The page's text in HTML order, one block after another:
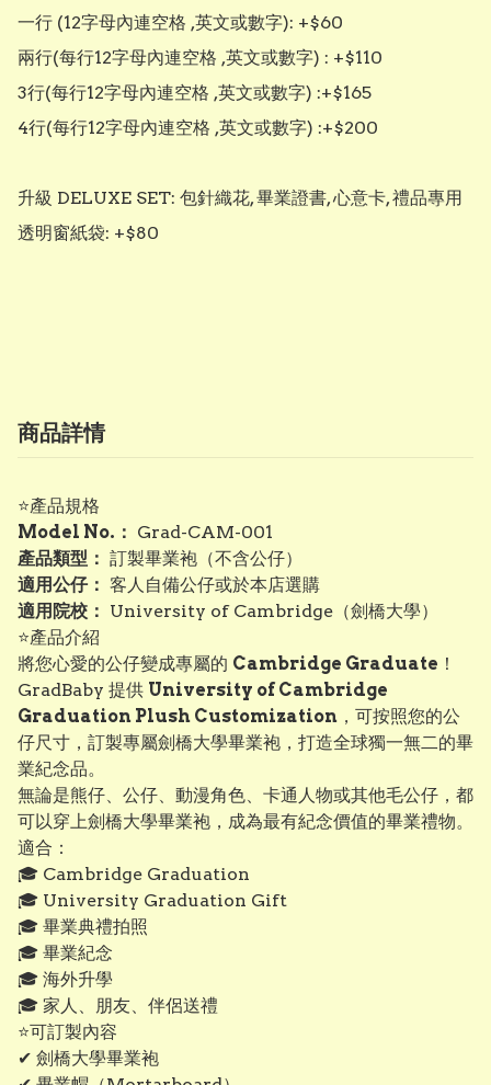
一行 (12字母內連空格 ,英文或數字): +$60
兩行(每行12字母內連空格 ,英文或數字) : +$110
3行(每行12字母內連空格 ,英文或數字) :+$165
4行(每行12字母內連空格 ,英文或數字) :+$200
升級 DELUXE SET: 包針織花, 畢業證書, 心意卡, 禮品專用
透明窗紙袋: +$80
商品詳情
⭐產品規格
Model No.： Grad-CAM-001
產品類型： 訂製畢業袍（不含公仔）
適用公仔： 客人自備公仔或於本店選購
適用院校： University of Cambridge（劍橋大學）
⭐產品介紹
將您心愛的公仔變成專屬的 Cambridge Graduate ！
GradBaby 提供 University of Cambridge
Graduation Plush Customization ，可按照您的公
仔尺寸，訂製專屬劍橋大學畢業袍，打造全球獨一無二的畢
業紀念品。
無論是熊仔、公仔、動漫角色、卡通人物或其他毛公仔，都
可以穿上劍橋大學畢業袍，成為最有紀念價值的畢業禮物。
適合：
🎓 Cambridge Graduation
🎓 University Graduation Gift
🎓 畢業典禮拍照
🎓 畢業紀念
🎓 海外升學
🎓 家人、朋友、伴侶送禮
⭐可訂製內容
✔ 劍橋大學畢業袍